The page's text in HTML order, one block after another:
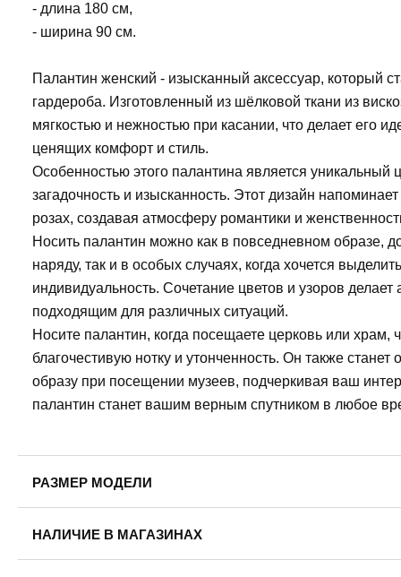
- длина 180 см,
- ширина 90 см.
Палантин женский - изысканный аксессуар, который
гардероба. Изготовленный из шёлковой ткани из
мягкостью и нежностью при касании, что делает его
ценящих комфорт и стиль.
Особенностью этого палантина является уникальный
загадочность и изысканность. Этот дизайн
розах, создавая атмосферу романтики и
Носить палантин можно как в повседневном образе,
наряду, так и в особых случаях, когда хочется
индивидуальность. Сочетание цветов и узоров
подходящим для различных ситуаций.
Носите палантин, когда посещаете церковь или храм,
благочестивую нотку и утонченность. Он также
образу при посещении музеев, подчеркивая ваш
палантин станет вашим верным спутником в любое
РАЗМЕР МОДЕЛИ
Обхват груди: 78
Обхват талии: 61
НАЛИЧИЕ В МАГАЗИНАХ